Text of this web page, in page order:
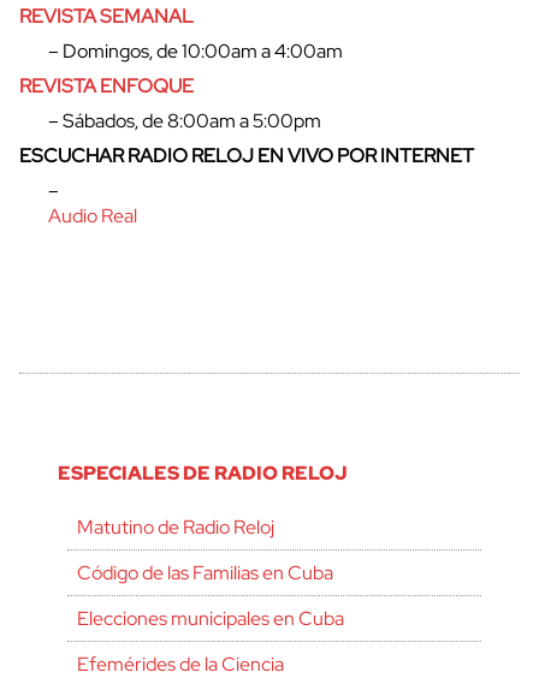
cerrar
REVISTA SEMANAL
– Domingos, de 10:00am a 4:00am
REVISTA ENFOQUE
– Sábados, de 8:00am a 5:00pm
ESCUCHAR RADIO RELOJ EN VIVO POR INTERNET
–
Audio Real
ESPECIALES DE RADIO RELOJ
Matutino de Radio Reloj
Código de las Familias en Cuba
Elecciones municipales en Cuba
Efemérides de la Ciencia